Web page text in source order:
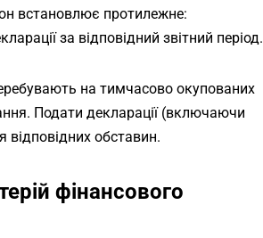
встановлює протилежне:
за відповідний звітний період.
на тимчасово окупованих
Подати декларації (включаючи
відповідних обставин.
фінансового